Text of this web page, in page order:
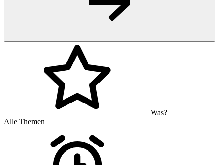
Was?
Alle Themen